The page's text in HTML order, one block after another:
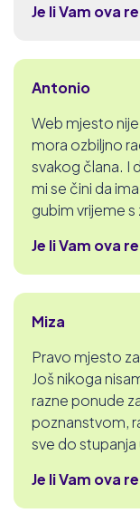
Je li Vam ova
Antonio
Web mjesto
mora ozbiljno
svakog člana. I
mi se čini da
gubim vrijeme s
Je li Vam ova
Miza
Pravo mjesto
Još nikoga
razne ponude
poznanstvom,
sve do
Je li Vam ova